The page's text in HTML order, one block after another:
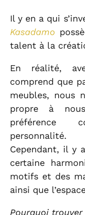
Il y en a qui
Kasadamo
talent à la
En réalité,
comprend que
meubles, nous
propre à
préférence
personnalité.
Cependant, il y
certaine
motifs et des
ainsi que
Pourquoi